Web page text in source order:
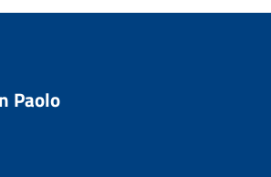
Paolo